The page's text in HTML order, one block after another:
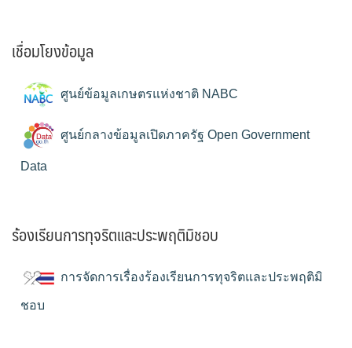
เชื่อมโยงข้อมูล
ศูนย์ข้อมูลเกษตรแห่งชาติ NABC
ศูนย์กลางข้อมูลเปิดภาครัฐ Open Government
Data
ร้องเรียนการทุจริตและประพฤติมิชอบ
การจัดการเรื่องร้องเรียนการทุจริตและประพฤติมิ
ชอบ